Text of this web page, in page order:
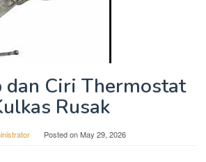
dan Ciri Thermostat
Rusak
Posted onMay 29, 2026